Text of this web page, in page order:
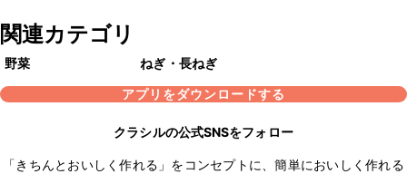
関連カテゴリ
野菜
ねぎ・長ねぎ
アプリをダウンロードする
クラシルの公式SNSをフォロー
「きちんとおいしく作れる」をコンセプトに、簡単においしく作れる